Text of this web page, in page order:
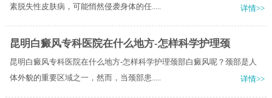
素脱失性皮肤病，可能悄然侵袭身体的任.....
详情>>
昆明白癜风专科医院在什么地方-怎样科学护理颈
昆明白癜风专科医院在什么地方-怎样科学护理颈部白癜风呢？颈部是人
体外貌的重要区域之一，然而，当颈部患.....
详情>>